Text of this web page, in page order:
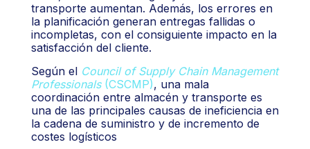
transporte aumentan. Además, los errores en
la planificación generan entregas fallidas o
incompletas, con el consiguiente impacto en la
satisfacción del cliente.
Según el Council of Supply Chain Management
Professionals(CSCMP), una mala
coordinación entre almacén y transporte es
una de las principales causas de ineficiencia en
la cadena de suministro y de incremento de
costes logísticos